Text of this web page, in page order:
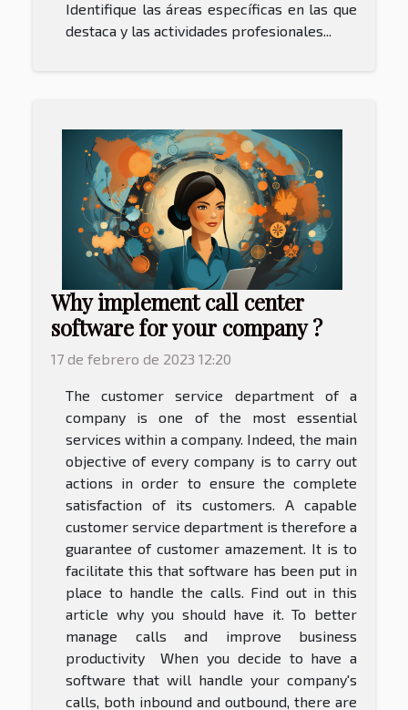
Identifique las áreas específicas en las que
destaca y las actividades profesionales...
Why implement call center
software for your company ?
17 de febrero de 2023 12:20
The customer service department of a
company is one of the most essential
services within a company. Indeed, the main
objective of every company is to carry out
actions in order to ensure the complete
satisfaction of its customers. A capable
customer service department is therefore a
guarantee of customer amazement. It is to
facilitate this that software has been put in
place to handle the calls. Find out in this
article why you should have it. To better
manage calls and improve business
productivity When you decide to have a
software that will handle your company's
calls, both inbound and outbound, there are